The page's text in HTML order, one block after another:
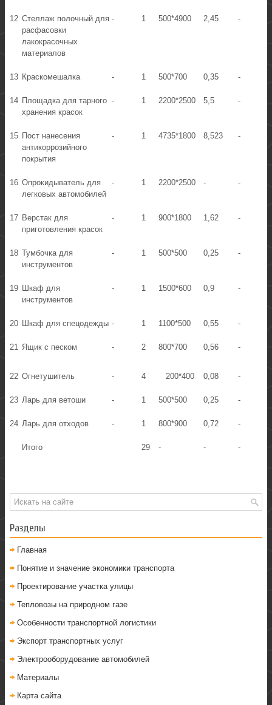
12 Стеллаж полочный для
расфасовки
лакокрасочных
материалов
- 1 500*4900 2,45 -
13 Краскомешалка - 1 500*700 0,35 -
14 Площадка для тарного
хранения красок
- 1 2200*2500 5,5 -
15 Пост нанесения
антикоррозийного
покрытия
- 1 4735*1800 8,523 -
16 Опрокидыватель для
легковых автомобилей
- 1 2200*2500 - -
17 Верстак для
приготовления красок
- 1 900*1800 1,62 -
18 Тумбочка для
инструментов
- 1 500*500 0,25 -
19 Шкаф для
инструментов
- 1 1500*600 0,9 -
20 Шкаф для спецодежды - 1 1100*500 0,55 -
21 Ящик с песком - 2 800*700 0,56 -
22 Огнетушитель - 4 200*400 0,08 -
23 Ларь для ветоши - 1 500*500 0,25 -
24 Ларь для отходов - 1 800*900 0,72 -
Итого 29 - - -
Разделы
Главная
Понятие и значение экономики транспорта
Проектирование участка улицы
Тепловозы на природном газе
Особенности транспортной логистики
Экспорт транспортных услуг
Электрооборудование автомобилей
Материалы
Карта сайта